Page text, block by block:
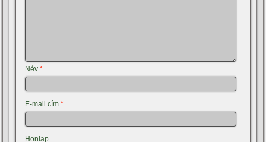
Név*
E-mail cím*
Honlap